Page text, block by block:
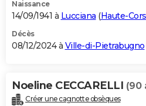
Naissance
14/09/1941 à Lucciana (Haute-
Décès
08/12/2024 à Ville-di-Pietrabugno
Noeline CECCARELLI (90
Créer une cagnotte obsèques